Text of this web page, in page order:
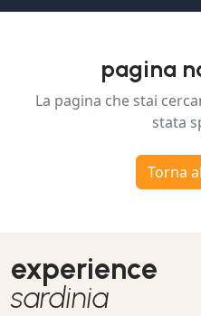
pagina
La pagina che stai
stata
Torna
experience
sardinia